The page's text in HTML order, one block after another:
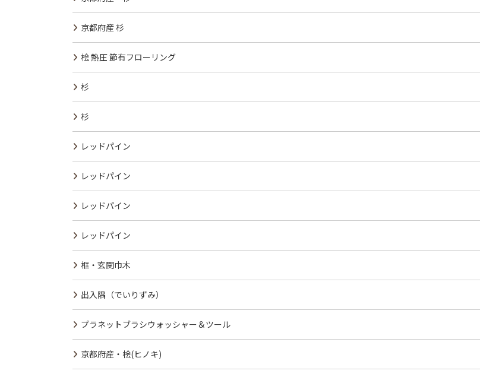
京都府産 杉
桧 熱圧 節有フローリング
杉
杉
レッドパイン
レッドパイン
レッドパイン
レッドパイン
框・玄関巾木
出入隅（でいりずみ）
プラネットブラシウォッシャー＆ツール
京都府産・桧(ヒノキ)